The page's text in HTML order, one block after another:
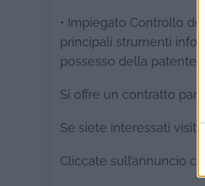
• Impiegato Controllo
principali strumenti
possesso della patente
Si offre un contratto
Se siete interessati
Cliccate sull’annuncio